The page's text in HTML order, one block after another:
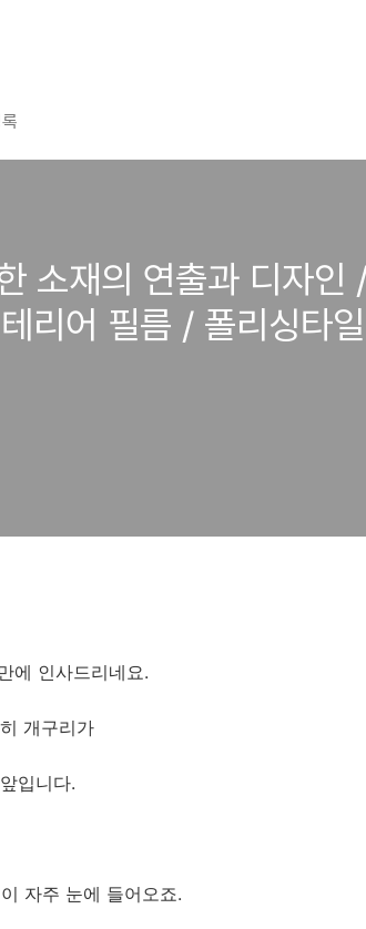
소재의 연출과 디자인
리어 필름 / 폴리싱타
에 인사드리네요.
개구리가
입니다.
자주 눈에 들어오죠.